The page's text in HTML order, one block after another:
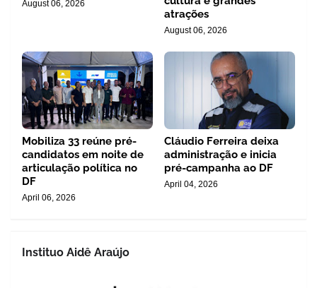
August 06, 2026
atrações
August 06, 2026
Mobiliza 33 reúne pré-
candidatos em noite de
articulação política no
DF
April 06, 2026
Cláudio Ferreira deixa
administração e inicia
pré-campanha ao DF
April 04, 2026
Instituo Aidê Araújo